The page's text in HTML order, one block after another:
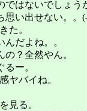
ではないでしょう
思い出せない。。
た。
だよね。。
？全然やん。
ー。
ヤバイね。
見る。